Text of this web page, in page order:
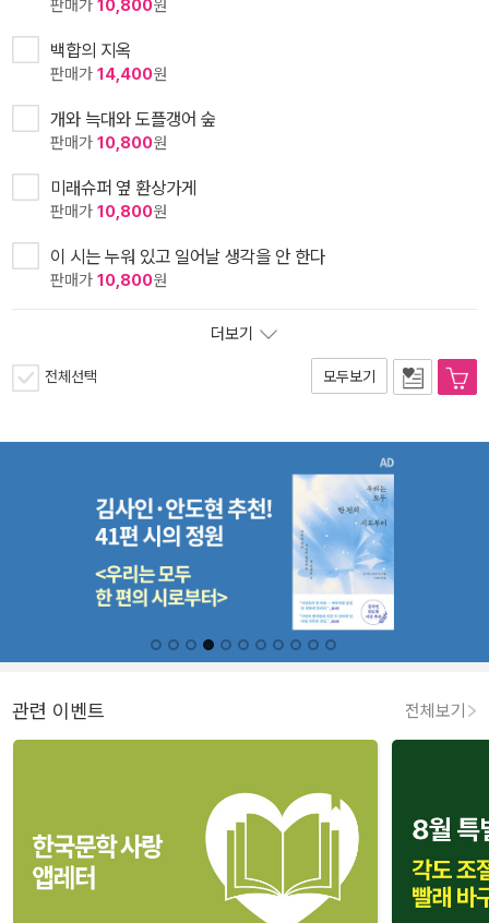
판매가 10,800원
백합의 지옥
판매가 14,400원
개와 늑대와 도플갱어 숲
판매가 10,800원
미래슈퍼 옆 환상가게
판매가 10,800원
이 시는 누워 있고 일어날 생각을 안 한다
판매가 10,800원
더보기
전체선택 모두보기
관련 이벤트 전체보기